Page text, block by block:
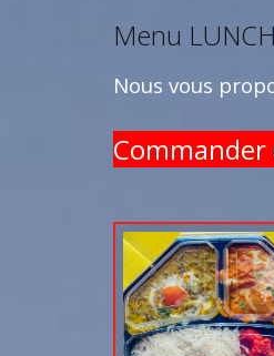
Menu
Nous vous